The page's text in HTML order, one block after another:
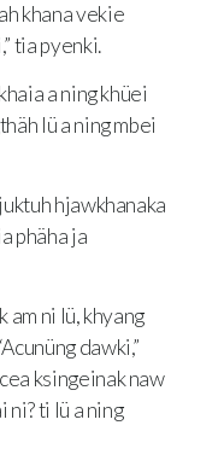
khana vekie
tia pyenki.
a ning khüei
lü a ning mbei
hjawkhanaka
phäha ja
am ni lü, khyang
dawki,”
ksingeinak naw
ni? ti lü a ning